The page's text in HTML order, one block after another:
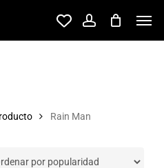
account
Rain Man